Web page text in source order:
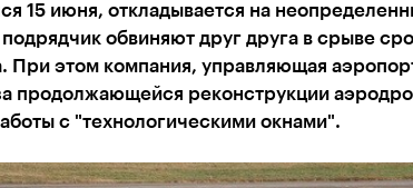
15 июня, откладывается на
подрядчик обвиняют друг друга в срыве
При этом компания, управляющая
продолжающейся реконструкции
с "технологическими окнами".